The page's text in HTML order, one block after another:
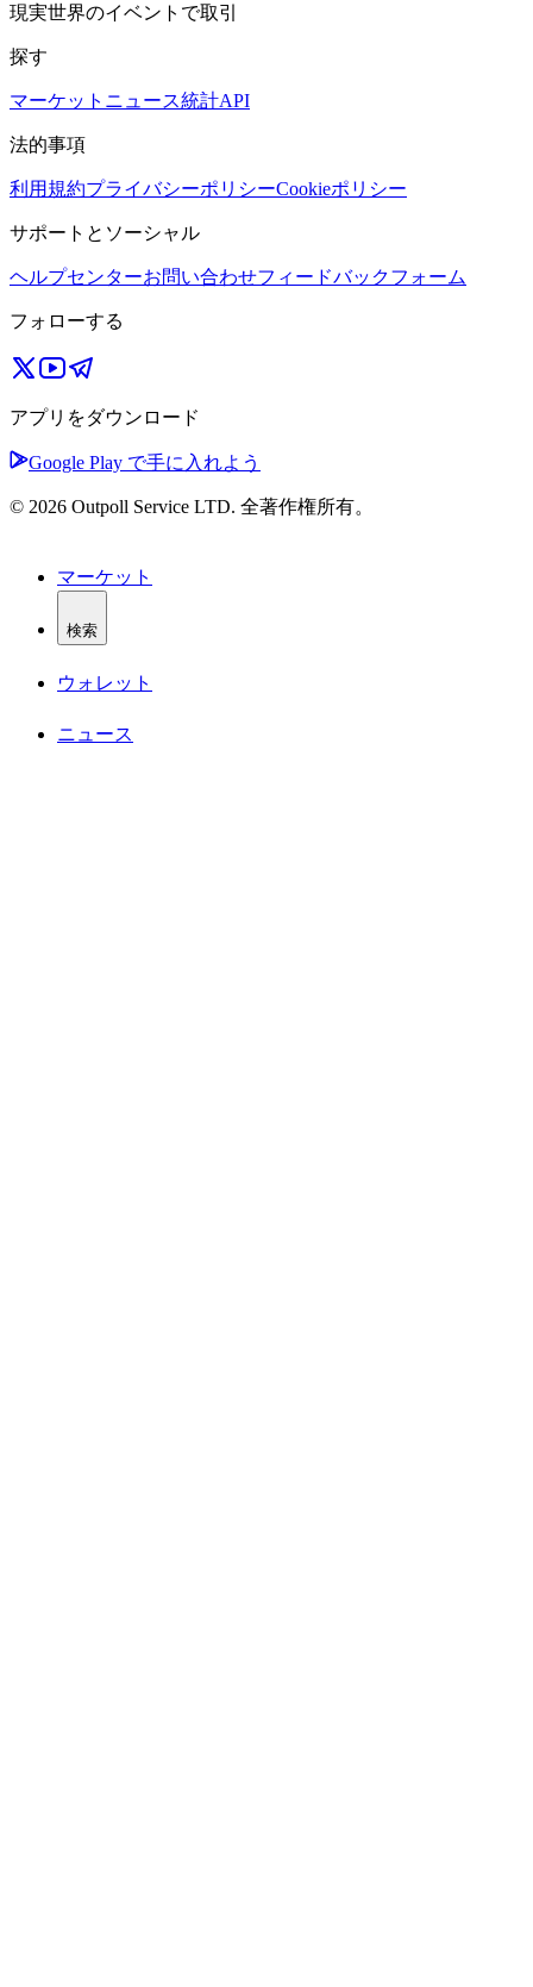
現実世界のイベントで取引
探す
マーケット ニュース統計API
法的事項
利用規約プライバシーポリシーCookieポリシー
サポートとソーシャル
ヘルプセンターお問い合わせフィードバックフォーム
フォローする
アプリをダウンロード
Google Play で手に入れよう
© 2026 Outpoll Service LTD. 全著作権所有。
マーケット
検索
ウォレット
ニュース